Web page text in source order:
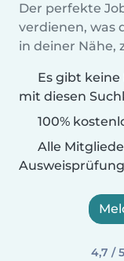
Der perfekte
verdienen, was
in deiner Nähe,
Es gibt
mit diesen
100%
Alle
Ausweisprüfung
4,7 / 5